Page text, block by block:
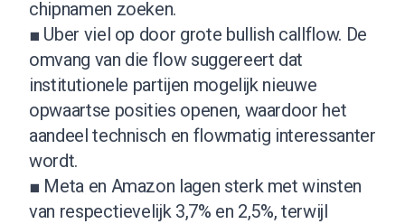
chipnamen zoeken.
■ Uber viel op door grote bullish callflow. De
omvang van die flow suggereert dat
institutionele partijen mogelijk nieuwe
opwaartse posities openen, waardoor het
aandeel technisch en flowmatig interessanter
wordt.
■ Meta en Amazon lagen sterk met winsten
van respectievelijk 3,7% en 2,5%, terwijl